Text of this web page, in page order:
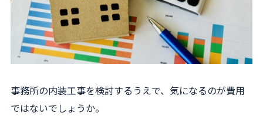
事務所の内装工事を検討するうえで、気になるのが費用
ではないでしょうか。